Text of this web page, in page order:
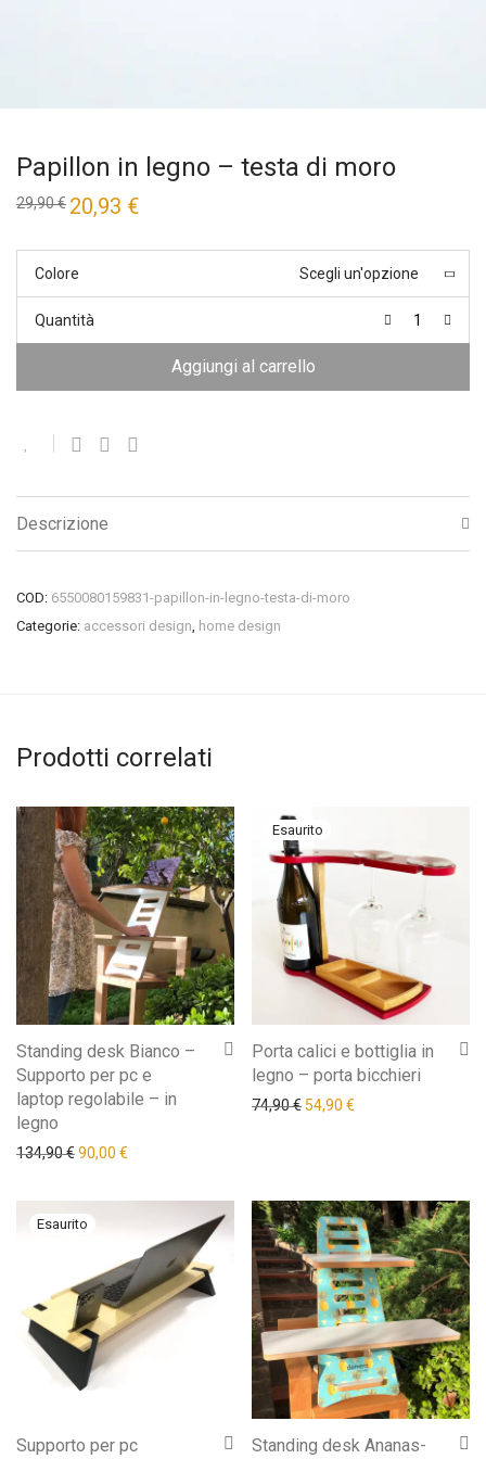
Papillon in legno – testa di moro
29,90€ Il
prezzo
era:
20,93 €
è:
Colore Scegli un'opzione
Quantità
Aggiungi al carrello
Descrizione
COD: 6550080159831-papillon-in-legno-testa-di-moro
Categorie: accessori design, home design
Prodotti correlati
Standing desk Bianco –
Supporto per pc e
laptop regolabile – in
legno
134,90€Il prezzo originale era: 134,90 €.
90,00 €
Porta calici e bottiglia in
legno – porta bicchieri
74,90€ Il prezzo originale era:
54,90 €
Supporto per pc Standing desk Ananas-